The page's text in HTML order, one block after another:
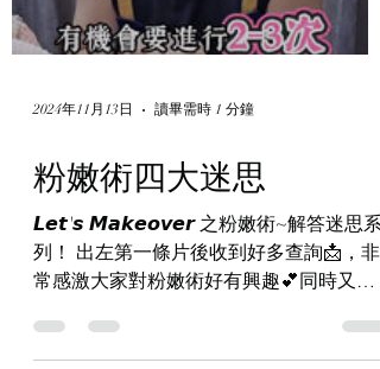
2024年11月13日 讀畢需時 1 分鐘
粉嫩術四大迷思
𝙇𝙚𝙩'𝙨 𝙈𝙖𝙠𝙚𝙤𝙫𝙚𝙧 之粉嫩術~解答迷思系
列！ 出左第一條片後收到好多查詢📩，非
常感激大家對粉嫩術好有興趣💕同時又好
大家最好奇嘅4個迷思，*最後1個* 最重要